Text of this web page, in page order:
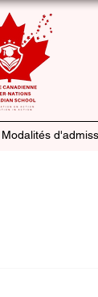
Modalités